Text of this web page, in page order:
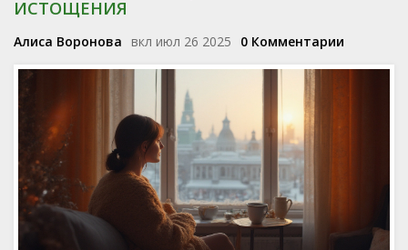
ИСТОЩЕНИЯ
Алиса Воронова вкл июл 26 2025 0 Комментарии